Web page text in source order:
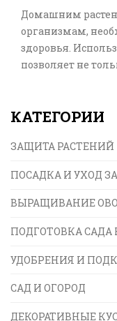
Домашним
организмам,
здоровья.
позволяет не
удобрения,
методы, вы
КАТЕГОРИИ
ЗАЩИТА РАСТЕНИЙ
ПОСАДКА И УХОД
ВЫРАЩИВАНИЕ
ПОДГОТОВКА САДА
УДОБРЕНИЯ И
САД И ОГОРОД
ДЕКОРАТИВНЫЕ